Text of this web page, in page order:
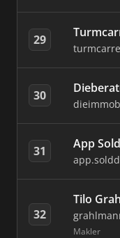
29
30
31 App
32
Tilo
Makler